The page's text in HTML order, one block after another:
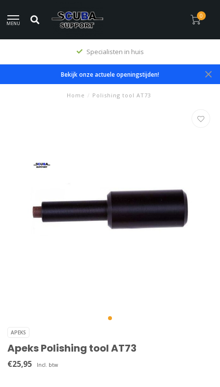
MENU
0
Specialisten in huis
Bekijk onze actuele openingstijden!
Home / Polishing tool AT73
APEKS
Apeks Polishing tool AT73
€25,95 Incl. btw